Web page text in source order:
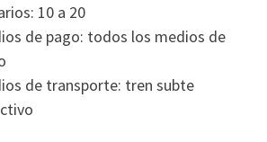
10 a 20
de pago: todos los medios de
de transporte: tren subte